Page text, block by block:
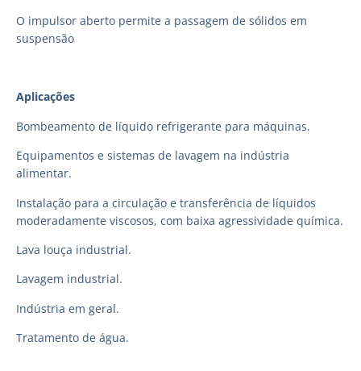
O impulsor aberto permite a passagem de sólidos em
suspensão
Aplicações
Bombeamento de líquido refrigerante para máquinas.
Equipamentos e sistemas de lavagem na indústria
alimentar.
Instalação para a circulação e transferência de líquidos
moderadamente viscosos, com baixa agressividade química.
Lava louça industrial.
Lavagem industrial.
Indústria em geral.
Tratamento de água.